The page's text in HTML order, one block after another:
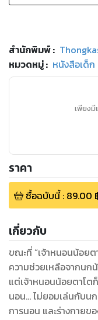
สำนักพิมพ์:
หมวดหมู่: หนังสือเด็ก
เพียงมี
ราคา
ซื้อฉบับนี้: 89.00
เกี่ยวกับ
ขณะที่ “เจ้าหนอนน้อย
ความช่วยเหลือจากนก
แต่เจ้าหนอนน้อยตาโต
นอน... ไม่ยอมเล่นกับนกน้อยใจดีเ
การนอน และร่างกายข